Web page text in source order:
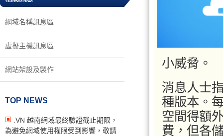
網域名稱訊息區
虛擬主機訊息區
網站架設及製作
TOP NEWS
.VN 越南網域最終驗證截止期限，
為避免網域使用權限受到影響，敬請
小威脅。
消息人士
種版本。
空間得額
費，但各